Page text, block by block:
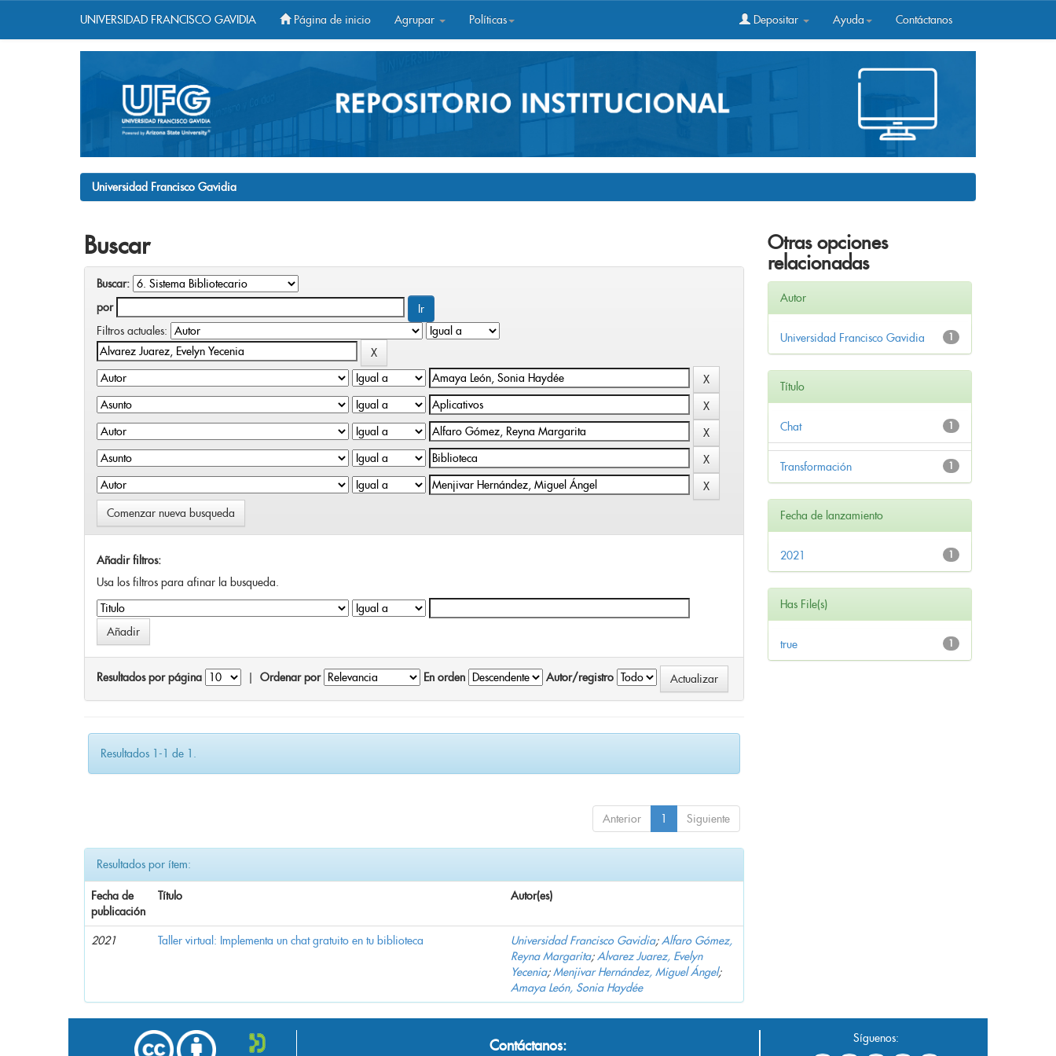
UNIVERSIDAD FRANCISCO GAVIDIA Página de inicio Agrupar Políticas Depositar Ayuda Contáctanos
Universidad Francisco Gavidia
Buscar
Buscar:
por
Filtros actuales:
Comenzar nueva busqueda
Añadir filtros:
Usa los filtros para afinar la busqueda.
Resultados por página Ordenar por En orden Autor/registro
Resultados 1-1 de 1.
Anterior 1 Siguiente
Resultados por ítem:
Fecha de
publicación
Título Autor(es)
2021 Taller virtual: Implementa un chat gratuito en tu biblioteca Universidad Francisco Gavidia;Alfaro Gómez,
Reyna Margarita;Alvarez Juarez, Evelyn
Yecenia;Menjivar Hernández, Miguel Ángel;
Amaya León, Sonia Haydée
Otras opciones
relacionadas
Autor
1
Universidad Francisco Gavidia
Título
1
Chat
1
Transformación
Fecha de lanzamiento
1
2021
Has File(s)
1
true
Contáctanos: Síguenos: